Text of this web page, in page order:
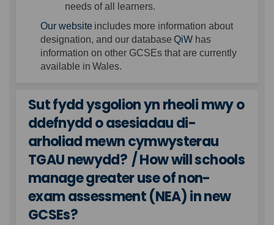
needs of all learners.
Our website includes more information about
designation, and our database QiW(External link)
has
information on other GCSEs that are currently
available in Wales.
Sut fydd ysgolion yn rheoli mwy o
ddefnydd o asesiadau di-
arholiad mewn cymwysterau
TGAU newydd? / How will schools
manage greater use of non-
exam assessment (NEA) in new
GCSEs?